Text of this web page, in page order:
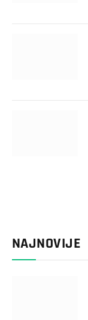
NAJNOVIJE